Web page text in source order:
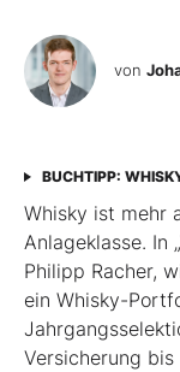
von
BUCHTIPP:
Whisky ist mehr
Anlageklasse. In
Philipp Racher,
ein Whisky-
Versicherung